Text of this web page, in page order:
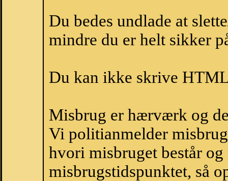
Du bedes undlade at
mindre du er helt sikker
Du kan ikke skrive
Misbrug er hærværk og
Vi politianmelder
hvori misbruget består
misbrugstidspunktet, så